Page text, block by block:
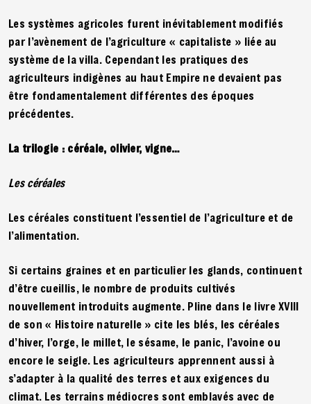
Les systèmes agricoles furent inévitablement modifiés
par l’avènement de l’agriculture « capitaliste » liée au
système de la villa. Cependant les pratiques des
agriculteurs indigènes au haut Empire ne devaient pas
être fondamentalement différentes des époques
précédentes.
La trilogie : céréale, olivier, vigne…
Les céréales
Les céréales constituent l’essentiel de l’agriculture et de
l’alimentation.
Si certains graines et en particulier les glands, continuent
d’être cueillis, le nombre de produits cultivés
nouvellement introduits augmente. Pline dans le livre XVIII
de son « Histoire naturelle » cite les blés, les céréales
d’hiver, l’orge, le millet, le sésame, le panic, l’avoine ou
encore le seigle. Les agriculteurs apprennent aussi à
s’adapter à la qualité des terres et aux exigences du
climat. Les terrains médiocres sont emblavés avec de